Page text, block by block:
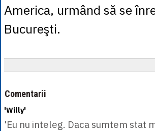
America, urmând să se
Bucureşti.
Comentarii
'Willy'
'Eu nu inteleg. Daca sumtem stat